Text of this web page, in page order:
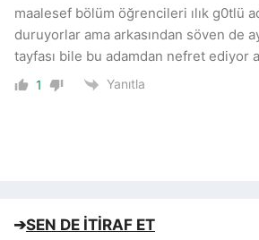
maalesef bölüm öğrencileri ılık g0tlü
duruyorlar ama arkasından söven de
tayfası bile bu adamdan nefret ediyor
1 Yanıtla
➔SEN DE İTİRAF ET